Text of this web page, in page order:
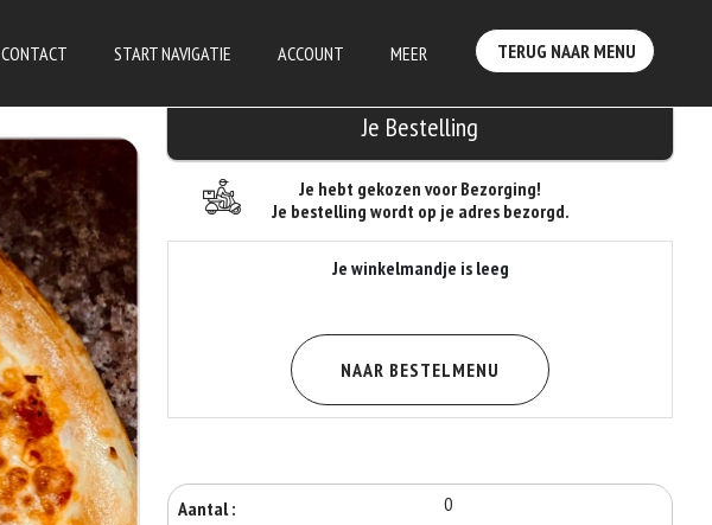
CONTACT START NAVIGATIE ACCOUNT MEER TERUG NAAR MENU
Je hebt gekozen voor Bezorging!
Je bestelling wordt op je adres bezorgd.
Je winkelmandje is leeg
NAAR BESTELMENU
Aantal : 0
Je Bestelling